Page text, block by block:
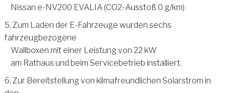
Nissan e-NV200 EVALIA (CO2-Ausstoß 0 g/km)
5. Zum Laden der E-Fahrzeuge wurden sechs
fahrzeugbezogene
Wallboxen mit einer Leistung von 22 kW
am Rathaus und beim Servicebetrieb installiert.
6. Zur Bereitstellung von klimafreundlichen Solarstrom in